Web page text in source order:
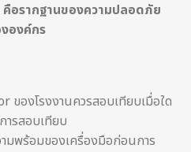
คือรากฐานของความปลอดภัย
องค์กร
ของโรงงานควรสอบเทียบเมื่อใด
ารสอบเทียบ
มพร้อมของเครื่องมือก่อนการ